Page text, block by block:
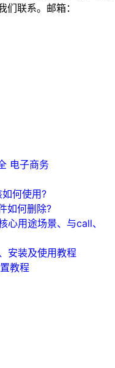
联系。邮箱：
电子商务
何使用?
如何删除?
用途场景、与call、
安装及使用教程
教程